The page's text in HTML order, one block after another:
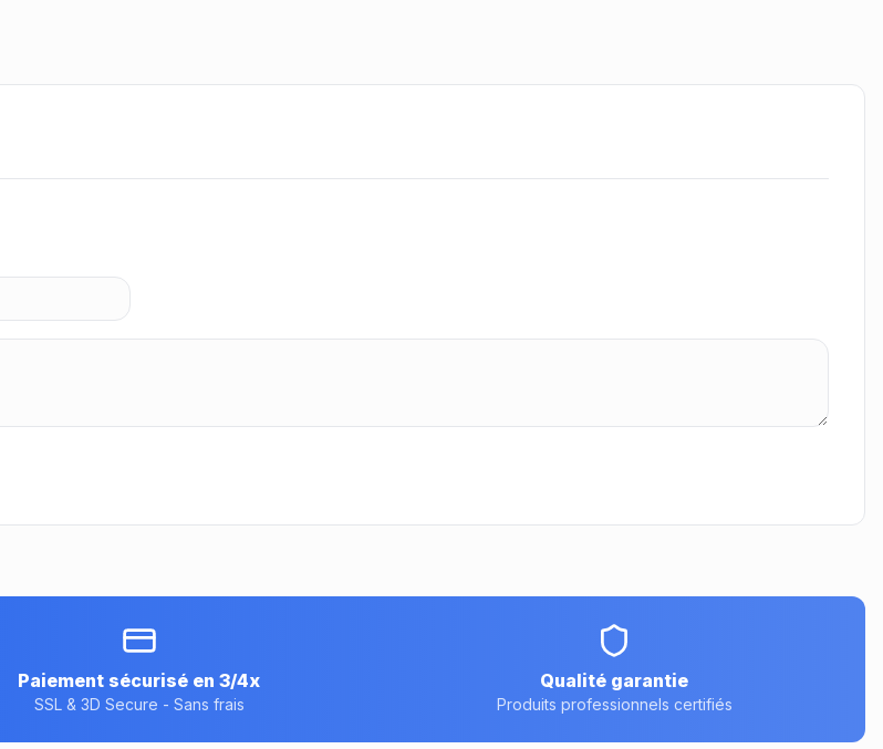
Paiement sécurisé en 3/4x
SSL & 3D Secure - Sans frais
Qualité garantie
Produits professionnels certifiés